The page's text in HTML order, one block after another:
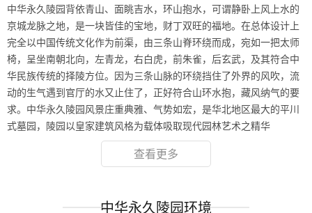
中华永久陵园背依青山、面眺吉水，环山抱水，可谓静卧上风上水的
京城龙脉之地，是一块皆佳的宝地，财丁双旺的福地。在总体设计上
完全以中国传统文化作为前渠，由三条山脊环绕而成，宛如一把太师
椅，呈坐南朝北向，左青龙，右白虎，前朱雀，后玄武，及其符合中
华民族传统的择陵方位。因为三条山脉的环绕挡住了外界的风吹，流
动的生气遇到官厅的水又止住了，正好符合山环水抱，藏风纳气的要
求。中华永久陵园风景庄重典雅、气势如宏，是华北地区最大的平川
式墓园，陵园以皇家建筑风格为载体吸取现代园林艺术之精华
查看更多
中华永久陵园环境